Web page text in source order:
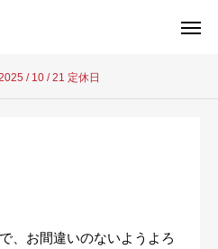
/ 10 / 21 定休日
、お間違いのないようよろ